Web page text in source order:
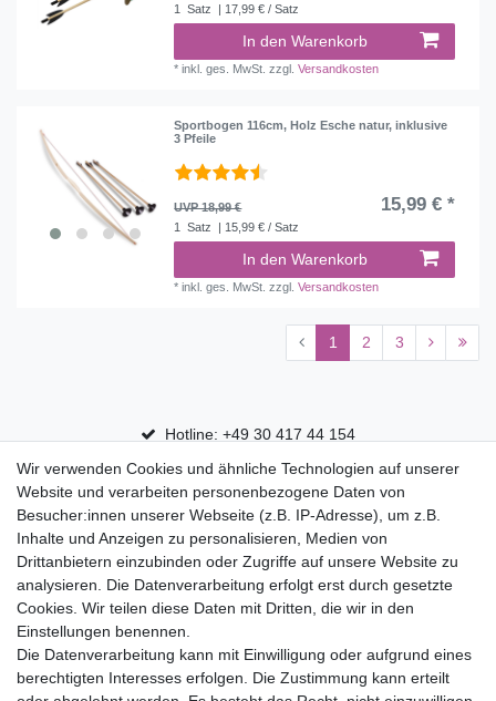
1 Satz | 17,99 € / Satz
In den Warenkorb
*inkl. ges. MwSt. zzgl.Versandkosten
Sportbogen 116cm, Holz Esche natur, inklusive
3 Pfeile
UVP 18,99 € 15,99 € *
1 Satz | 15,99 € / Satz
In den Warenkorb
*inkl. ges. MwSt. zzgl.Versandkosten
1 2 3
Hotline: +49 30 417 44 154
30 Tage Rückgaberecht
Versandfrei ab 75 € in Deutschland
Top Marken
Eduplay
Folia Bringmann
Shop
Wir verwenden Cookies und ähnliche Technologien auf unserer
Website und verarbeiten personenbezogene Daten von
Besucher:innen unserer Webseite (z.B. IP-Adresse), um z.B.
Inhalte und Anzeigen zu personalisieren, Medien von
Drittanbietern einzubinden oder Zugriffe auf unsere Website zu
analysieren. Die Datenverarbeitung erfolgt erst durch gesetzte
Cookies. Wir teilen diese Daten mit Dritten, die wir in den
Einstellungen benennen.
Die Datenverarbeitung kann mit Einwilligung oder aufgrund eines
berechtigten Interesses erfolgen. Die Zustimmung kann erteilt